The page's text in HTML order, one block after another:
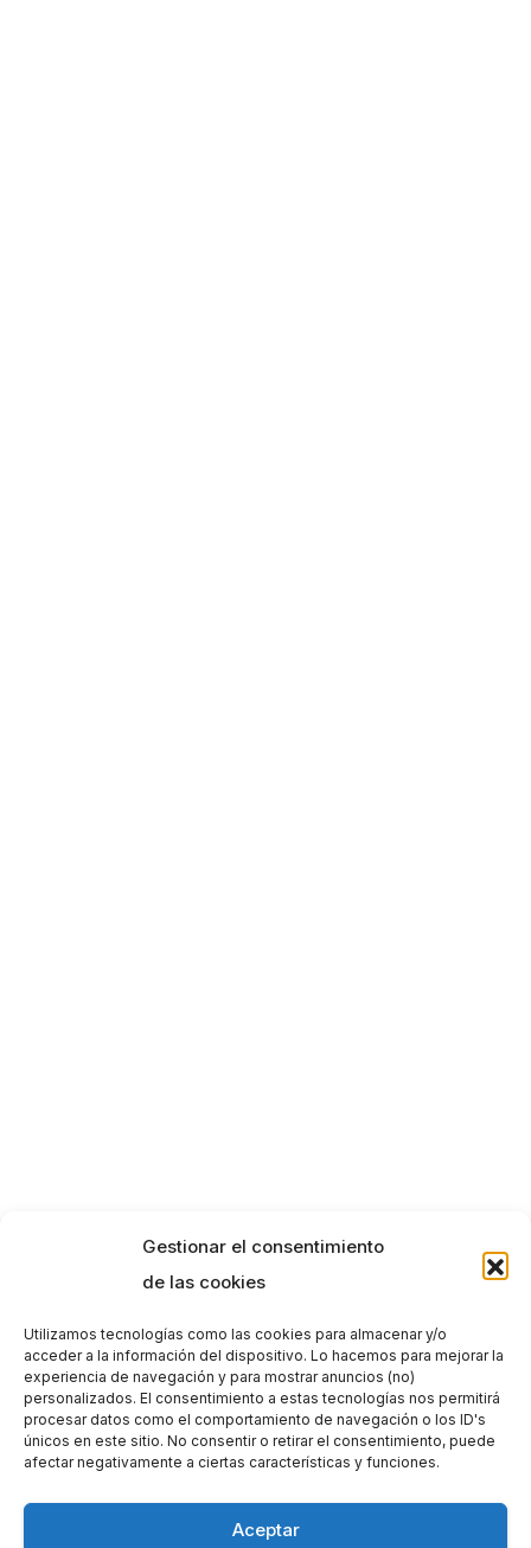
Gestionar el consentimiento
de las cookies
Utilizamos tecnologías como las cookies para almacenar y/o
acceder a la información del dispositivo. Lo hacemos para mejorar la
experiencia de navegación y para mostrar anuncios (no)
personalizados. El consentimiento a estas tecnologías nos permitirá
procesar datos como el comportamiento de navegación o los ID's
únicos en este sitio. No consentir o retirar el consentimiento, puede
afectar negativamente a ciertas características y funciones.
Aceptar